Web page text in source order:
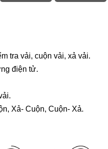
tra vải, cuộn vải, xả vải.
điện tử.
Xả- Cuộn, Cuộn- Xả.